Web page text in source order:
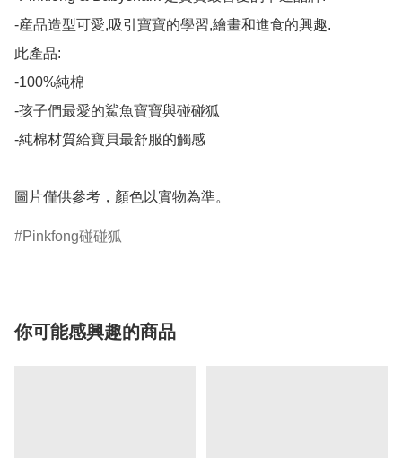
-産品造型可愛,吸引寶寶的學習,繪畫和進食的興趣.
此產品:
-100%純棉
-孩子們最愛的鯊魚寶寶與碰碰狐
-純棉材質給寶貝最舒服的觸感
圖片僅供參考，顏色以實物為準。
Pinkfong碰碰狐
你可能感興趣的商品